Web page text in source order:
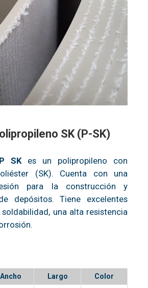
SK (P-SK)
SK
es un polipropileno con
(SK). Cuenta con una
para la construcción y
depósitos. Tiene excelentes
una alta resistencia
Ancho Largo
Color